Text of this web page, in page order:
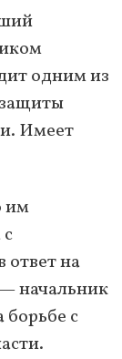
одним из
Имеет
им
на
начальник
борьбе с